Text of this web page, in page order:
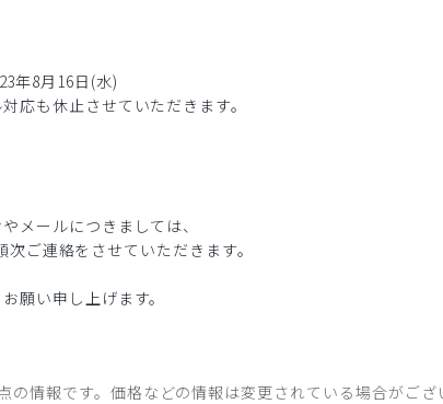
年8月16日(水)
応も休止させていただきます。
メールにつきましては、
ご連絡をさせていただきます。
願い申し上げます。
情報です。価格などの情報は変更されている場合がござ